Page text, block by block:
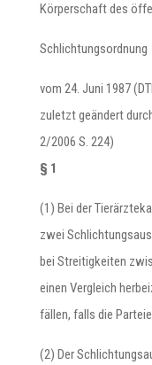
Körperschaft des
Schlichtungsordnung
vom 24. Juni 1987
zuletzt geändert
2/2006 S. 224)
§ 1
(1) Bei der
zwei
bei Streitigkeiten
einen Vergleich
fällen, falls die
(2) Der